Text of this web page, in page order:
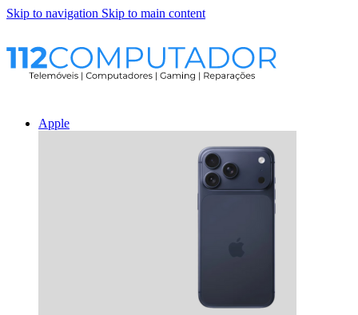
Skip to navigation Skip to main content
Apple